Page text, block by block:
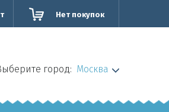
Нет покупок
город: Москва